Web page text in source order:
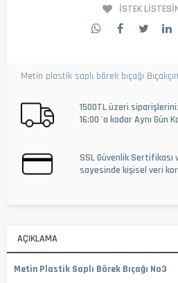
İSTEK
Metin plastik saplı börek bıçağı
1500TL üzeri
16:00 'a kadar Aynı Gün
SSL Güvenlik Sertifikası
sayesinde kişisel veri
AÇIKLAMA
Metin Plastik Saplı Börek Bıçağı No3